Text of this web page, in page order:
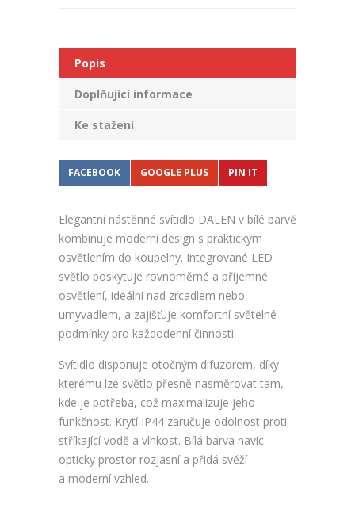
Popis
Doplňující informace
Ke stažení
FACEBOOK GOOGLE PLUS PIN IT
Elegantní nástěnné svítidlo DALEN v bílé barvě
kombinuje moderní design s praktickým
osvětlením do koupelny. Integrované LED
světlo poskytuje rovnoměrné a příjemné
osvětlení, ideální nad zrcadlem nebo
umyvadlem, a zajišťuje komfortní světelné
podmínky pro každodenní činnosti.
Svítidlo disponuje otočným difuzorem, díky
kterému lze světlo přesně nasměrovat tam,
kde je potřeba, což maximalizuje jeho
funkčnost. Krytí IP44 zaručuje odolnost proti
stříkající vodě a vlhkost. Bílá barva navíc
opticky prostor rozjasní a přidá svěží
a moderní vzhled.